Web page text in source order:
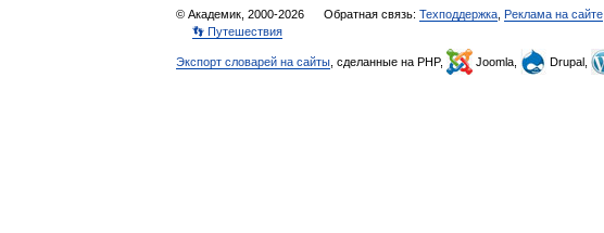
© Академик, 2000-2026 Обратная связь: Техподдержка Реклама на сайте
👣 Путешествия
Экспорт словарей на сайты , сделанные на PHP, Joomla, Drupal,